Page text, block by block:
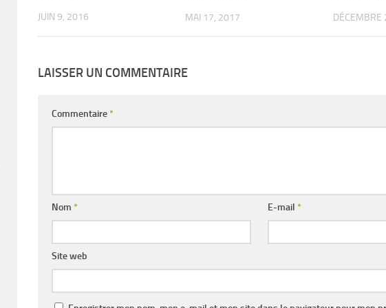
JUIN 9, 2016 MAI 17, 2017
LAISSER UN COMMENTAIRE
Commentaire*
Nom * E-mail*
Site web